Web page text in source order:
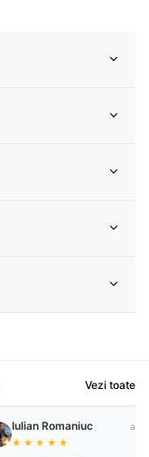
Vezi toate
Iulian Romaniuc
★ ★ ★ ★ ★